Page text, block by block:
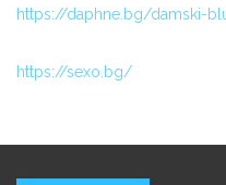
https://daphne.bg/damski-
https://sexo.bg/